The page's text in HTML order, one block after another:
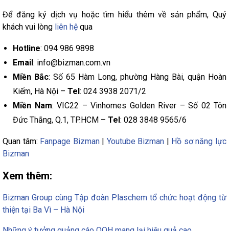
Để đăng ký dịch vụ hoặc tìm hiểu thêm về sản phẩm, Quý
khách vui lòng liên hệ qua
Hotline: 094 986 9898
Email: info@bizman.com.vn
Miền Bắc: Số 65 Hàm Long, phường Hàng Bài, quận Hoàn
Kiếm, Hà Nội – Tel: 024 3938 2071/2
Miền Nam: VIC22 – Vinhomes Golden River – Số 02 Tôn
Đức Thắng, Q.1, TP.HCM – Tel: 028 3848 9565/6
Quan tâm: Fanpage Bizman| Youtube Bizman | Hồ sơ năng lực
Bizman
Xem thêm:
Bizman Group cùng Tập đoàn Plaschem tổ chức hoạt động từ
thiện tại Ba Vì – Hà Nội